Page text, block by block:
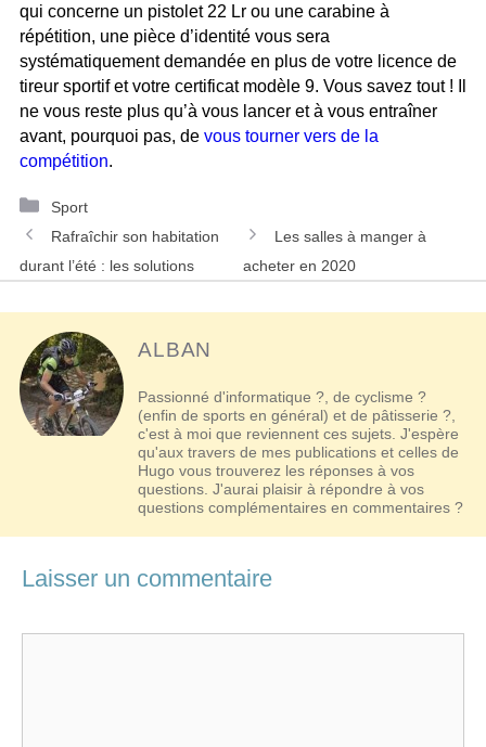
qui concerne un pistolet 22 Lr ou une carabine à
répétition, une pièce d’identité vous sera
systématiquement demandée en plus de votre licence de
tireur sportif et votre certificat modèle 9. Vous savez tout ! Il
ne vous reste plus qu’à vous lancer et à vous entraîner
avant, pourquoi pas, de vous tourner vers de la
compétition.
Catégories
Sport
Navigation
des
Rafraîchir son habitation
durant l’été : les solutions
Les salles à manger à
acheter en 2020
ALBAN
Passionné d'informatique ?, de cyclisme ?
(enfin de sports en général) et de pâtisserie ?,
c'est à moi que reviennent ces sujets. J'espère
qu'aux travers de mes publications et celles de
Hugo vous trouverez les réponses à vos
questions. J'aurai plaisir à répondre à vos
questions complémentaires en commentaires ?
Laisser un commentaire